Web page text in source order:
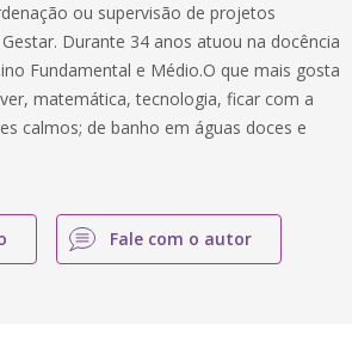
ou supervisão de projetos
Durante 34 anos atuou na docência
Fundamental e Médio.O que mais gosta
matemática, tecnologia, ficar com a
calmos; de banho em águas doces e
Fale com o autor